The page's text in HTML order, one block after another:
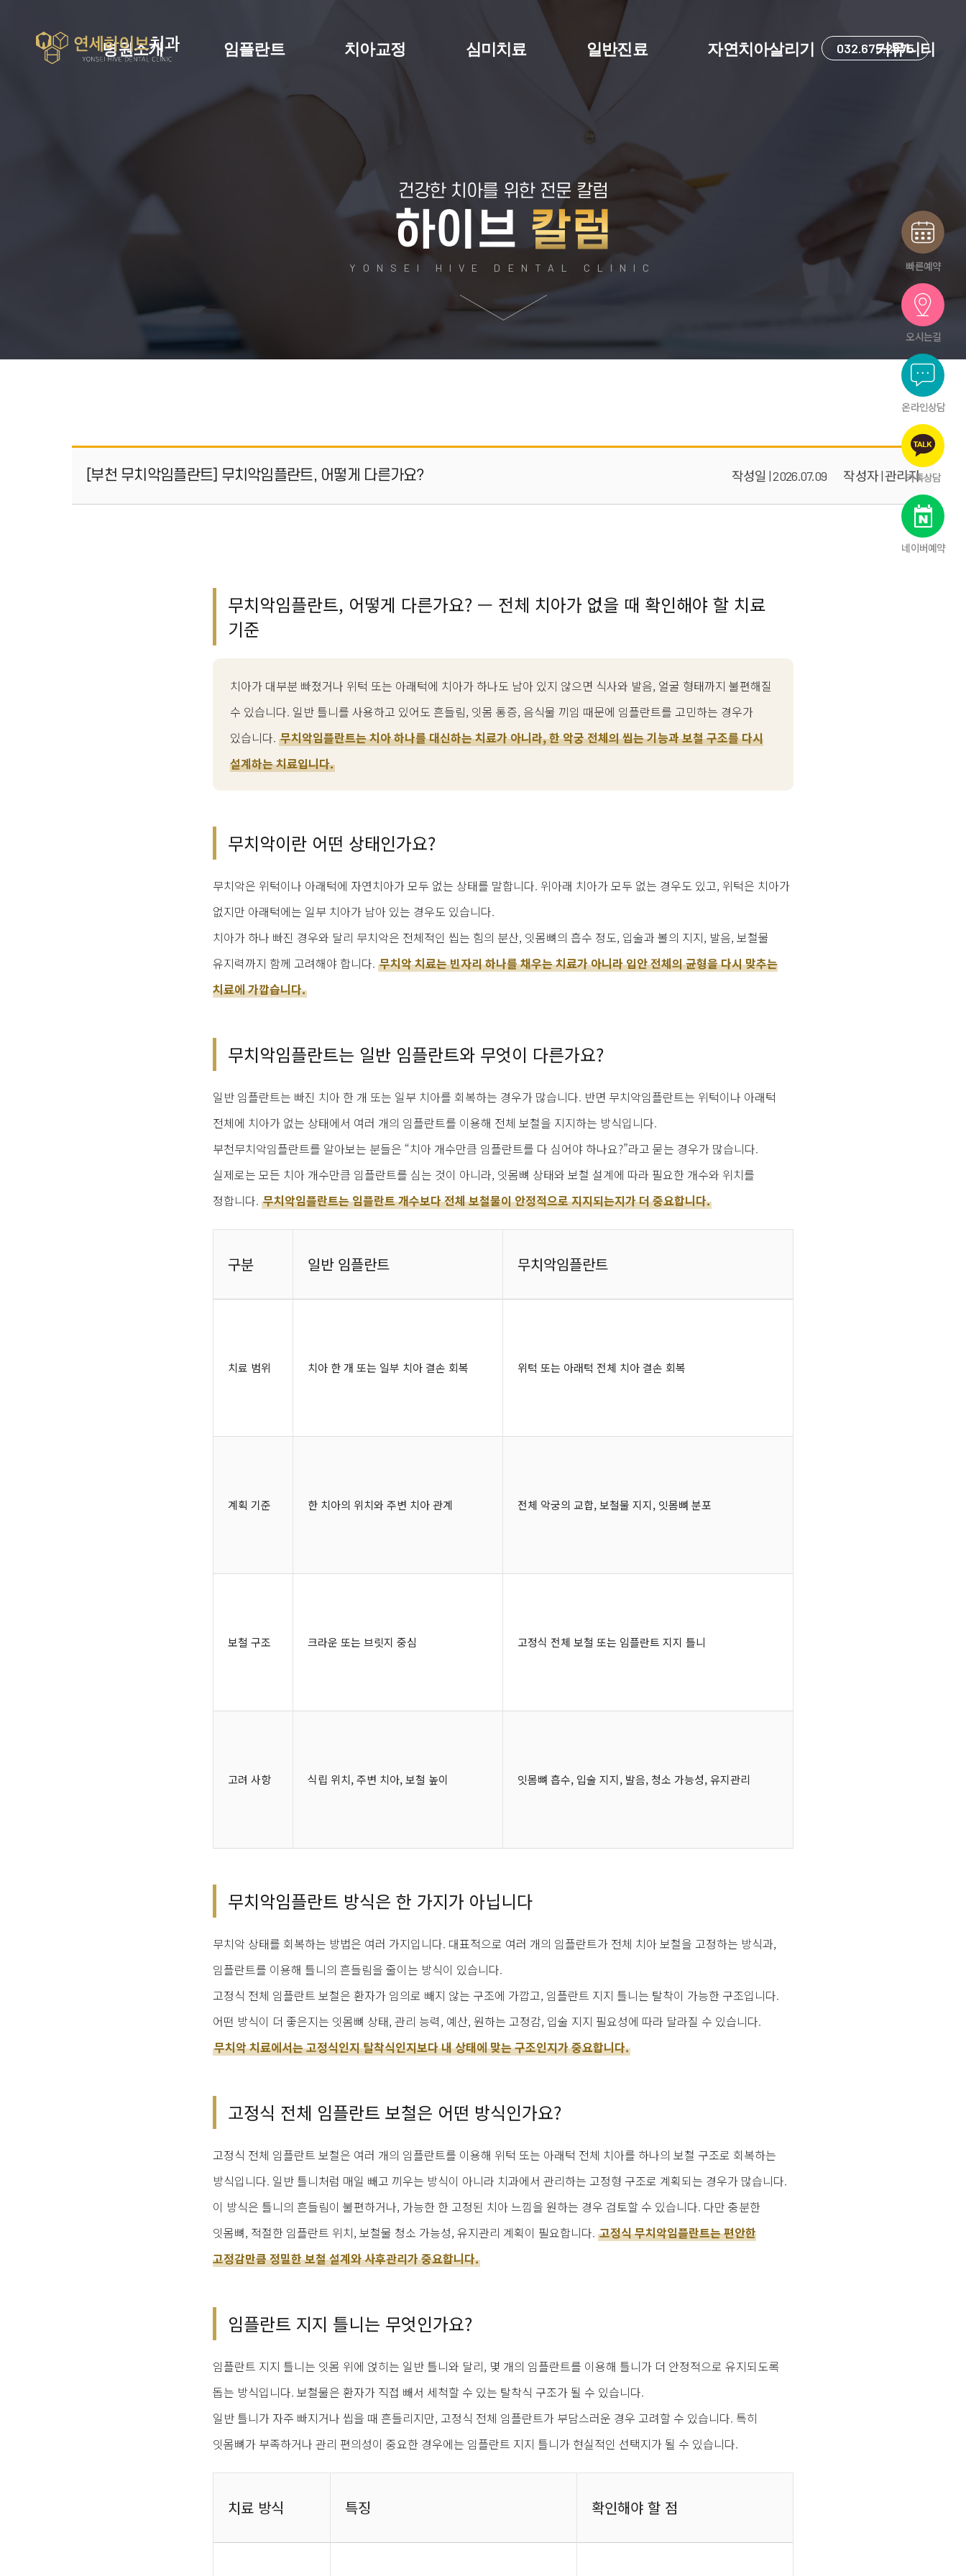
병원소개 임플란트 치아교정 심미치료 일반진료 자연치아살리기 커뮤니티
032.675.2875
건강한 치아를 위한 전문 칼럼
하이브 칼럼
YONSEI HIVE DENTAL CLINIC
[부천 무치악임플란트] 무치악임플란트, 어떻게 다른가요? 작성일 | 2026.07.09 작성자 | 관리자
무치악임플란트, 어떻게 다른가요? — 전체 치아가 없을 때 확인해야 할 치료
기준
치아가 대부분 빠졌거나 위턱 또는 아래턱에 치아가 하나도 남아 있지 않으면 식사와 발음, 얼굴 형태까지 불편해질
수 있습니다. 일반 틀니를 사용하고 있어도 흔들림, 잇몸 통증, 음식물 끼임 때문에 임플란트를 고민하는 경우가
있습니다. 무치악임플란트는 치아 하나를 대신하는 치료가 아니라, 한 악궁 전체의 씹는 기능과 보철 구조를 다시
설계하는 치료입니다.
무치악이란 어떤 상태인가요?
무치악은 위턱이나 아래턱에 자연치아가 모두 없는 상태를 말합니다. 위아래 치아가 모두 없는 경우도 있고, 위턱은 치아가
없지만 아래턱에는 일부 치아가 남아 있는 경우도 있습니다.
치아가 하나 빠진 경우와 달리 무치악은 전체적인 씹는 힘의 분산, 잇몸뼈의 흡수 정도, 입술과 볼의 지지, 발음, 보철물
유지력까지 함께 고려해야 합니다. 무치악 치료는 빈자리 하나를 채우는 치료가 아니라 입안 전체의 균형을 다시 맞추는
치료에 가깝습니다.
무치악임플란트는 일반 임플란트와 무엇이 다른가요?
일반 임플란트는 빠진 치아 한 개 또는 일부 치아를 회복하는 경우가 많습니다. 반면 무치악임플란트는 위턱이나 아래턱
전체에 치아가 없는 상태에서 여러 개의 임플란트를 이용해 전체 보철을 지지하는 방식입니다.
부천무치악임플란트를 알아보는 분들은 “치아 개수만큼 임플란트를 다 심어야 하나요?”라고 묻는 경우가 많습니다.
실제로는 모든 치아 개수만큼 임플란트를 심는 것이 아니라, 잇몸뼈 상태와 보철 설계에 따라 필요한 개수와 위치를
정합니다. 무치악임플란트는 임플란트 개수보다 전체 보철물이 안정적으로 지지되는지가 더 중요합니다.
구분 일반 임플란트 무치악임플란트
치료 범위 치아 한 개 또는 일부 치아 결손 회복 위턱 또는 아래턱 전체 치아 결손 회복
계획 기준 한 치아의 위치와 주변 치아 관계 전체 악궁의 교합, 보철물 지지, 잇몸뼈 분포
보철 구조 크라운 또는 브릿지 중심 고정식 전체 보철 또는 임플란트 지지 틀니
고려 사항 식립 위치, 주변 치아, 보철 높이 잇몸뼈 흡수, 입술 지지, 발음, 청소 가능성, 유지관리
무치악임플란트 방식은 한 가지가 아닙니다
무치악 상태를 회복하는 방법은 여러 가지입니다. 대표적으로 여러 개의 임플란트가 전체 치아 보철을 고정하는 방식과,
임플란트를 이용해 틀니의 흔들림을 줄이는 방식이 있습니다.
고정식 전체 임플란트 보철은 환자가 임의로 빼지 않는 구조에 가깝고, 임플란트 지지 틀니는 탈착이 가능한 구조입니다.
어떤 방식이 더 좋은지는 잇몸뼈 상태, 관리 능력, 예산, 원하는 고정감, 입술 지지 필요성에 따라 달라질 수 있습니다.
무치악 치료에서는 고정식인지 탈착식인지보다 내 상태에 맞는 구조인지가 중요합니다.
고정식 전체 임플란트 보철은 어떤 방식인가요?
고정식 전체 임플란트 보철은 여러 개의 임플란트를 이용해 위턱 또는 아래턱 전체 치아를 하나의 보철 구조로 회복하는
방식입니다. 일반 틀니처럼 매일 빼고 끼우는 방식이 아니라 치과에서 관리하는 고정형 구조로 계획되는 경우가 많습니다.
이 방식은 틀니의 흔들림이 불편하거나, 가능한 한 고정된 치아 느낌을 원하는 경우 검토할 수 있습니다. 다만 충분한
잇몸뼈, 적절한 임플란트 위치, 보철물 청소 가능성, 유지관리 계획이 필요합니다. 고정식 무치악임플란트는 편안한
고정감만큼 정밀한 보철 설계와 사후관리가 중요합니다.
임플란트 지지 틀니는 무엇인가요?
임플란트 지지 틀니는 잇몸 위에 얹히는 일반 틀니와 달리, 몇 개의 임플란트를 이용해 틀니가 더 안정적으로 유지되도록
돕는 방식입니다. 보철물은 환자가 직접 빼서 세척할 수 있는 탈착식 구조가 될 수 있습니다.
일반 틀니가 자주 빠지거나 씹을 때 흔들리지만, 고정식 전체 임플란트가 부담스러운 경우 고려할 수 있습니다. 특히
잇몸뼈가 부족하거나 관리 편의성이 중요한 경우에는 임플란트 지지 틀니가 현실적인 선택지가 될 수 있습니다.
치료 방식 특징 확인해야 할 점
빠른예약
오시는길
온라인상담
카톡상담
네이버예약